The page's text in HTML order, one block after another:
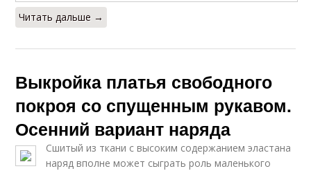
Читать дальше →
Выкройка платья свободного
покроя со спущенным рукавом.
Осенний вариант наряда
Сшитый из ткани с высоким содержанием эластана
наряд вполне может сыграть роль маленького